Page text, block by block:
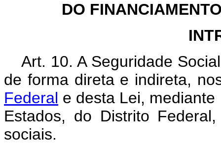
DO
Art. 10. A Seguridade
de forma direta e indireta,
Federal e desta Lei,
Estados, do Distrito
sociais.